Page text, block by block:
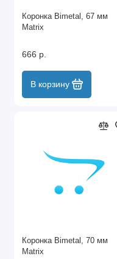
Коронка Bimetal, 67 мм
Matrix
666 р.
В корзину
Коронка Bimetal, 70 мм
Matrix